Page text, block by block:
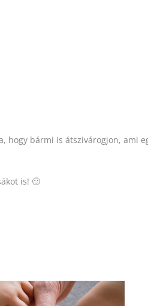
hogy bármi is átszivárogjon, ami
is! 🙂